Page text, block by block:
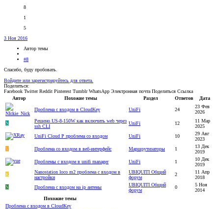
8
1
5
3 Ноя 2016
Автор темы
#8
Спасибо, буду пробовать.
Войдите или зарегистрируйтесь для ответа.
Поделиться:
Facebook Twitter Reddit Pinterest Tumblr WhatsApp Электронная почта Поделиться Ссылка
Автор
Похожие темы Раздел Ответов Дата
Проблема с входом в CloudKey UniFi 24
23 Фев
2026
N Решено US-8-150W как включить web через
ssh CLI
UniFi 12
11 Мар
2025
UniFi Cloud P проблема со входом
UniFi 10
29 Авг
2023
V
Проблема со входом в веб-интерфейс Маршрутизаторы 1
13 Дек
2019
Проблемы с входом в unifi manager
UniFi 1
10 Дек
2019
K
Nanostation loco m2 проблема с входом в
настройки
UBIQUITI Общий
форум
2
11 Апр
2018
N
Проблема с входом на ip антены
UBIQUITI Общий
форум
0
5 Ноя
2014
Похожие темы
Проблема с входом в CloudKey